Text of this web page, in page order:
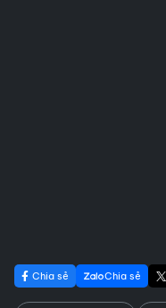
Chia sẻ Chia sẻ